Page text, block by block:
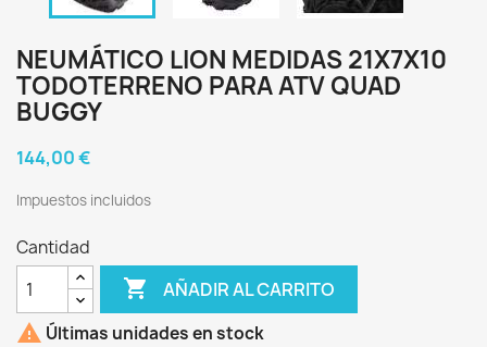
NEUMÁTICO LION MEDIDAS 21X7X10
TODOTERRENO PARA ATV QUAD
BUGGY
144,00 €
Impuestos incluidos
Cantidad
 AÑADIR AL CARRITO
 Últimas unidades en stock